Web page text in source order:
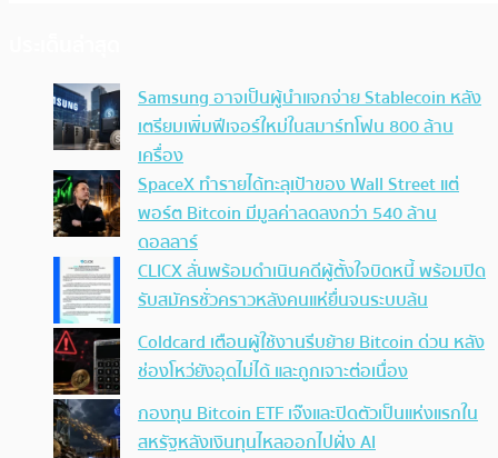
Samsung อาจเป็นผู้นำแจกจ่าย Stablecoin หลัง
เตรียมเพิ่มฟีเจอร์ใหม่ในสมาร์ทโฟน 800 ล้าน
เครื่อง
SpaceX ทำรายได้ทะลุเป้าของ Wall Street แต่
พอร์ต Bitcoin มีมูลค่าลดลงกว่า 540 ล้าน
ดอลลาร์
CLICX ลั่นพร้อมดำเนินคดีผู้ตั้งใจบิดหนี้ พร้อมปิด
รับสมัครชั่วคราวหลังคนแห่ยื่นจนระบบล้น
Coldcard เตือนผู้ใช้งานรีบย้าย Bitcoin ด่วน หลัง
ช่องโหว่ยังอุดไม่ได้ และถูกเจาะต่อเนื่อง
กองทุน Bitcoin ETF เจ๊งและปิดตัวเป็นแห่งแรกใน
สหรัฐหลังเงินทุนไหลออกไปฝั่ง AI